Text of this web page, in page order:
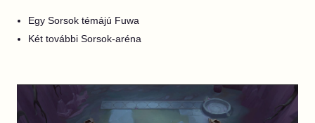
Egy Sorsok témájú Fuwa
Két további Sorsok-aréna